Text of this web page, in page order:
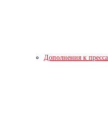
Дополнения к